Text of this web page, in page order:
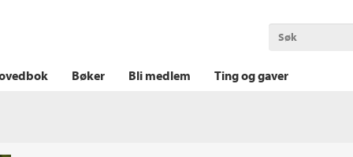
Bøker Bli medlem Ting og gaver